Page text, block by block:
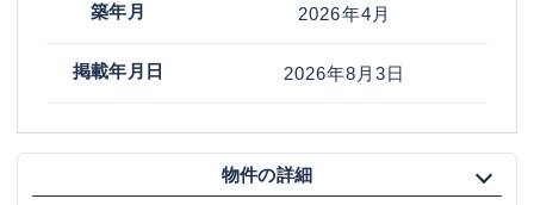
築年月 2026年4月
掲載年月日 2026年8月3日
物件の詳細